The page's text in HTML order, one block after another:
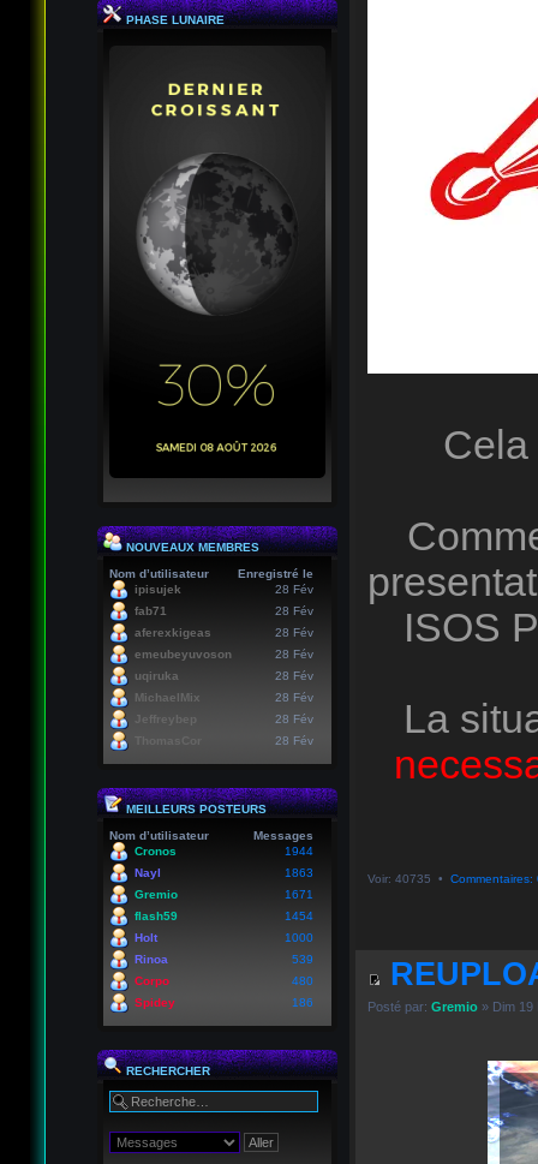
PHASE LUNAIRE
NOUVEAUX MEMBRES
Nom d’utilisateur
Enregistré le
ipisujek
28 Fév
fab71
28 Fév
aferexkigeas
28 Fév
emeubeyuvoson
28 Fév
uqiruka
28 Fév
MichaelMix
28 Fév
Jeffreybep
28 Fév
28 Fév
MEILLEURS POSTEURS
Nom d’utilisateur
Messages
Cronos
1944
Nayl
1863
Gremio
1671
flash59
1454
Holt
1000
Rinoa
539
Corpo
480
Spidey
186
RECHERCHER
Cela
ISOS
La
Voir: 40735 • Commentaires:
Posté par: Gremio» Dim 19